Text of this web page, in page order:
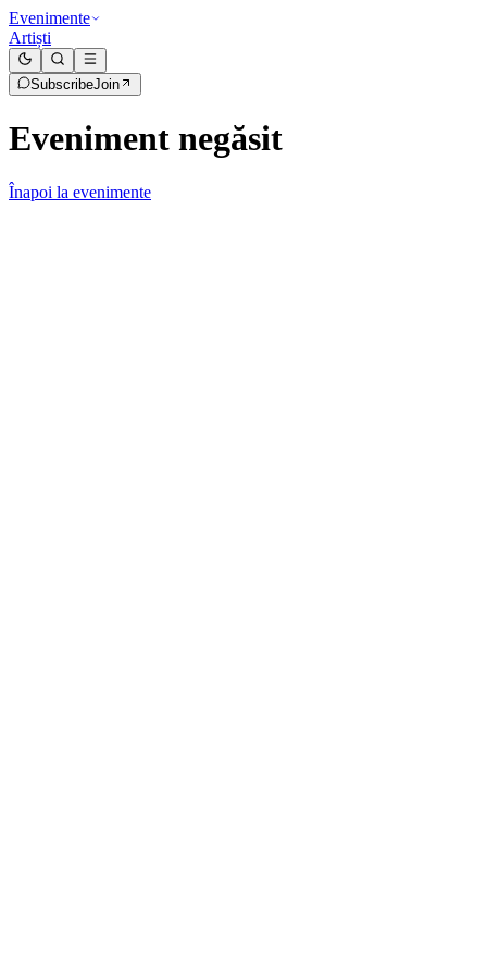
Evenimente
Artiști
SubscribeJoin
Eveniment negăsit
Înapoi la evenimente